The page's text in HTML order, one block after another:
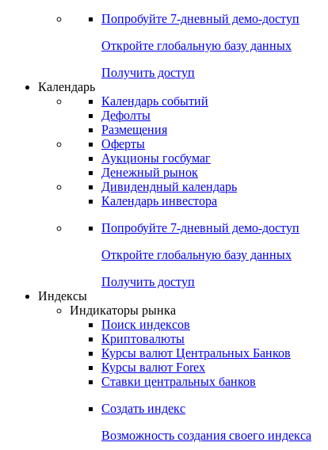
Попробуйте 7-дневный демо-доступ
Откройте глобальную базу данных
Получить доступ
Календарь
Календарь событий
Дефолты
Размещения
Оферты
Аукционы госбумаг
Денежный рынок
Дивидендный календарь
Календарь инвестора
Попробуйте 7-дневный демо-доступ
Откройте глобальную базу данных
Получить доступ
Индексы
Индикаторы рынка
Поиск индексов
Криптовалюты
Курсы валют Центральных Банков
Курсы валют Forex
Ставки центральных банков
Создать индекс
Возможность создания своего индекса